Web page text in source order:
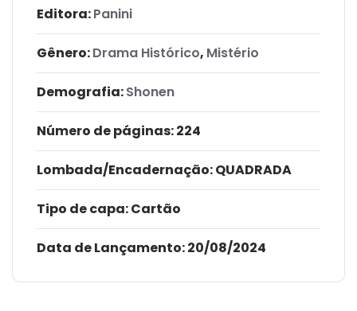
Editora:Panini
Gênero:Drama Histórico, Mistério
Demografia:Shonen
Número de páginas: 224
Lombada/Encadernação: QUADRADA
Tipo de capa:Cartão
Data de Lançamento:20/08/2024